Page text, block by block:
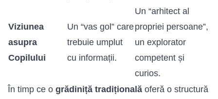
Viziunea
asupra
Copilului
Un “vas gol” care
trebuie umplut
cu informații.
Un “arhitect al
propriei persoane”,
un explorator
competent și
curios.
În timp ce o grădiniță tradițională oferă o structură